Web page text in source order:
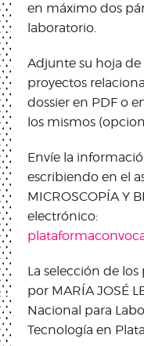
en máximo dos
laboratorio.
Adjunte su hoja
proyectos
dossier en PDF o
los mismos
Envíe la
escribiendo en el
MICROSCOPÍA Y
electrónico:
La selección de
por MARÍA JOSÉ
Nacional para
Tecnología en